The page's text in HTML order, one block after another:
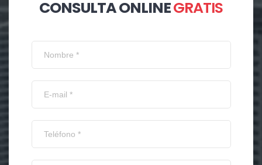
CONSULTA ONLINEGRATIS